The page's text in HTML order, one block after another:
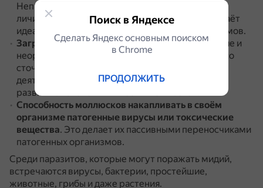
Непроточная вода, обогащённая метаболитами
личинок и скармливаемых им водорослей, создаёт
идеальные условия для развития микроорганизмов.
Загрязнение окружающей среды. Органические и
неорганические вещества, попадающие в воду со
сточными водами в результате хозяйственной
деятельности человека, могут способствовать
развитию патологий и гибели моллюсков.
Способность моллюсков накапливать в своём
организме патогенные вирусы или токсические
вещества. Это делает их пассивными переносчиками
патогенных организмов.
Среди паразитов, которые могут поражать мидий,
встречаются вирусы, бактерии, простейшие,
животные, грибы и даже растения.
Поиск в Яндексе
Сделать Яндекс основным поиском
в Сhrome
ПРОДОЛЖИТЬ